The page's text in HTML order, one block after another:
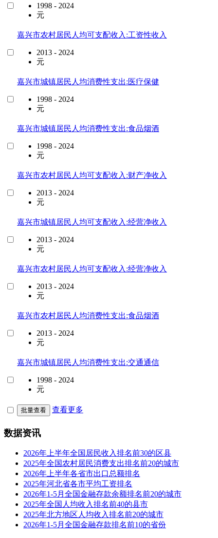
1998 - 2024
元
嘉兴市农村居民人均可支配收入:工资性收入
2013 - 2024
元
嘉兴市城镇居民人均消费性支出:医疗保健
1998 - 2024
元
嘉兴市城镇居民人均消费性支出:食品烟酒
1998 - 2024
元
嘉兴市农村居民人均可支配收入:财产净收入
2013 - 2024
元
嘉兴市城镇居民人均可支配收入:经营净收入
2013 - 2024
元
嘉兴市农村居民人均可支配收入:经营净收入
2013 - 2024
元
嘉兴市农村居民人均消费性支出:食品烟酒
2013 - 2024
元
嘉兴市城镇居民人均消费性支出:交通通信
1998 - 2024
元
批量查看 查看更多
数据资讯
2026年上半年全国居民收入排名前30的区县
2025年全国农村居民消费支出排名前20的城市
2026年上半年各省市出口总额排名
2025年河北省各市平均工资排名
2026年1-5月全国金融存款余额排名前20的城市
2025年全国人均收入排名前40的县市
2025年北方地区人均收入排名前20的城市
2026年1-5月全国金融存款排名前10的省份